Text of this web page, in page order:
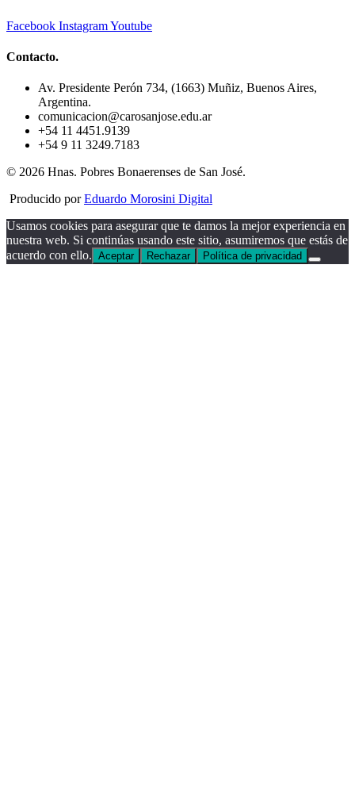
Facebook InstagramYoutube
Contacto.
Av. Presidente Perón 734, (1663) Muñiz, Buenos Aires,
Argentina.
comunicacion@carosanjose.edu.ar
+54 11 4451.9139
+54 9 11 3249.7183
© 2026 Hnas. Pobres Bonaerenses de San José.
Producido porEduardo Morosini Digital
Usamos cookies para asegurar que te damos la mejor experiencia en
nuestra web. Si continúas usando este sitio, asumiremos que estás de
acuerdo con ello. Aceptar Rechazar Política de privacidad